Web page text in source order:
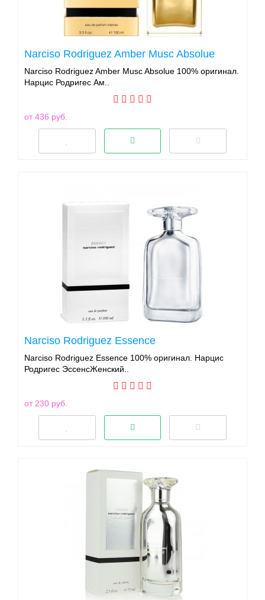
Narciso Rodriguez Amber Musc Absolue
Narciso Rodriguez Amber Musc Absolue 100% оригинал.
Нарцис Родригес Ам..
от 436 руб.
Narciso Rodriguez Essence
Narciso Rodriguez Essence 100% оригинал. Нарцис
Родригес ЭссенсЖенский..
от 230 руб.